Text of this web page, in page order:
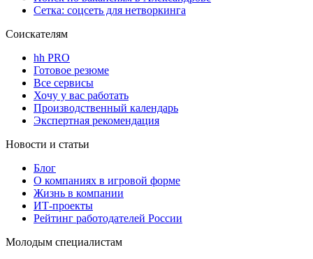
Сетка: соцсеть для нетворкинга
Соискателям
hh PRO
Готовое резюме
Все сервисы
Хочу у вас работать
Производственный календарь
Экспертная рекомендация
Новости и статьи
Блог
О компаниях в игровой форме
Жизнь в компании
ИТ-проекты
Рейтинг работодателей России
Молодым специалистам